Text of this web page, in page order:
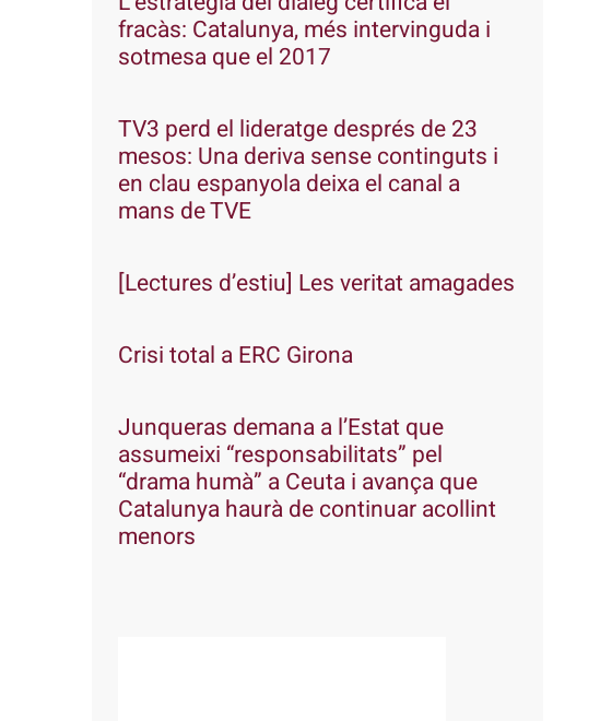
fracàs: Catalunya, més intervinguda i
sotmesa que el 2017
TV3 perd el lideratge després de 23
mesos: Una deriva sense continguts i
en clau espanyola deixa el canal a
mans de TVE
[Lectures d’estiu] Les veritat amagades
Crisi total a ERC Girona
Junqueras demana a l’Estat que
assumeixi “responsabilitats” pel
“drama humà” a Ceuta i avança que
Catalunya haurà de continuar acollint
menors